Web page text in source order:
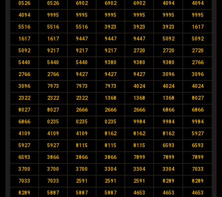
0526 0526 6902 6902 6902 4094 4094
4094 9995 9995 9995 9995 9995 9995
5516 5516 5516 3923 3923 3923 1617
1617 1617 9447 9447 9447 5092 5092
5092 9217 9217 9217 2720 2720 2720
5440 5440 5440 9380 9380 9380 2766
2766 2766 9427 9427 9427 3096 3096
3096 7973 7973 7973 4024 4024 4024
2322 2322 2322 1368 1368 1368 8027
8027 8027 2666 2666 2666 6866 6866
6866 0235 0235 0235 9984 9984 9984
4109 4109 4109 8162 8162 8162 5927
5927 5927 8115 8115 8115 6593 6593
6593 3866 3866 3866 7899 7899 7899
3700 3700 3700 3304 3304 3304 7033
7033 7033 2591 2591 2591 8289 8289
8289 5887 5887 5887 4653 4653 4653